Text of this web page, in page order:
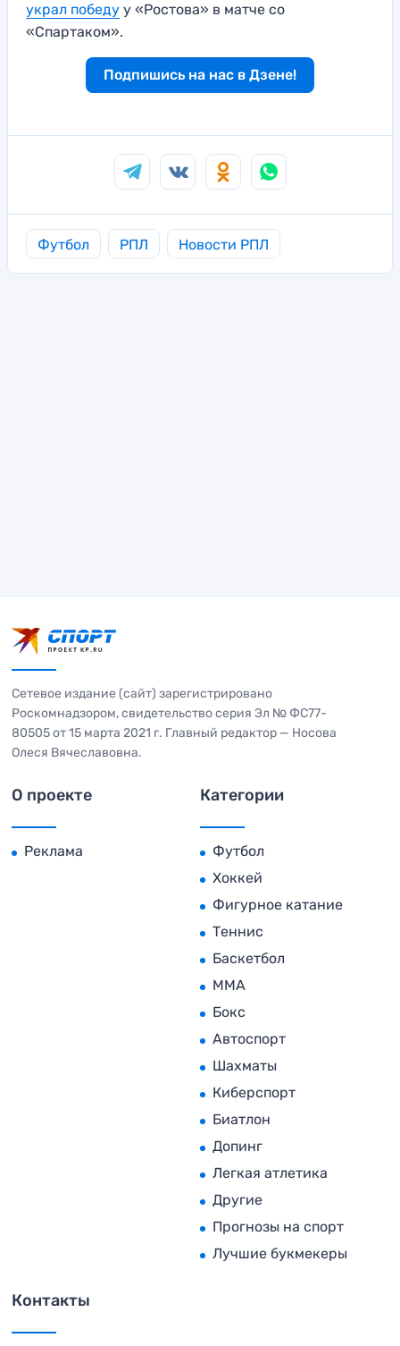
украл победу у «Ростова» в матче со
«Спартаком».
Подпишись на нас в Дзене!
Футбол РПЛ Новости РПЛ
Сетевое издание (сайт) зарегистрировано
Роскомнадзором, свидетельство серия Эл № ФС77-
80505 от 15 марта 2021 г. Главный редактор — Носова
Олеся Вячеславовна.
О проекте
Реклама
Категории
Футбол
Хоккей
Фигурное катание
Теннис
Баскетбол
MMA
Бокс
Автоспорт
Шахматы
Киберспорт
Биатлон
Допинг
Легкая атлетика
Другие
Прогнозы на спорт
Лучшие букмекеры
Контакты